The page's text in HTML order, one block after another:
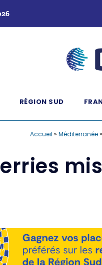
RÉGION SUD
Accueil » Méditerranée»